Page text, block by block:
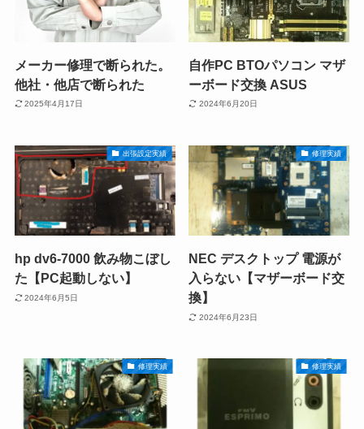
メーカー修理で断られた。
他社・他店で断られた
2025年4月17日
自作PC BTOパソコン マザ
ーボード交換 ASUS
2024年6月20日
出張設定実績
hp dv6-7000 飲み物こぼし
た【PC起動しない】
2024年6月5日
修理実績
NEC デスクトップ 電源が
入らない【マザーボード交
換】
2024年6月23日
修理実績 修理実績